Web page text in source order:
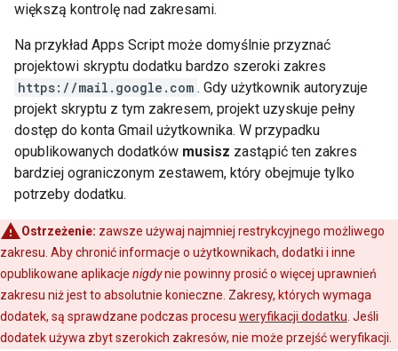
większą kontrolę nad zakresami.
Na przykład Apps Script może domyślnie przyznać
projektowi skryptu dodatku bardzo szeroki zakres
https://mail.google.com . Gdy użytkownik autoryzuje
projekt skryptu z tym zakresem, projekt uzyskuje pełny
dostęp do konta Gmail użytkownika. W przypadku
opublikowanych dodatków musisz zastąpić ten zakres
bardziej ograniczonym zestawem, który obejmuje tylko
potrzeby dodatku.
Ostrzeżenie: zawsze używaj najmniej restrykcyjnego możliwego
zakresu. Aby chronić informacje o użytkownikach, dodatki i inne
opublikowane aplikacje nigdynie powinny prosić o więcej uprawnień
zakresu niż jest to absolutnie konieczne. Zakresy, których wymaga
dodatek, są sprawdzane podczas procesu weryfikacji dodatku . Jeśli
dodatek używa zbyt szerokich zakresów, nie może przejść weryfikacji.